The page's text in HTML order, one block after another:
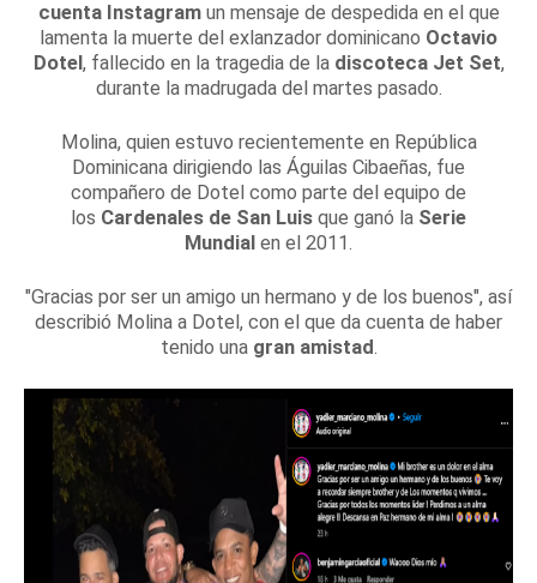
cuenta Instagramun mensaje de despedida en el que
lamenta la muerte del exlanzador dominicano Octavio
Dotel, fallecido en la tragedia de la discoteca Jet Set,
durante la madrugada del martes pasado.
Molina, quien estuvo recientemente en República
Dominicana dirigiendo las Águilas Cibaeñas, fue
compañero de Dotel como parte del equipo de
los Cardenales de San Luis que ganó la Serie
Mundial en el 2011.
"Gracias por ser un amigo un hermano y de los buenos", así
describió Molina a Dotel, con el que da cuenta de haber
tenido una gran amistad.